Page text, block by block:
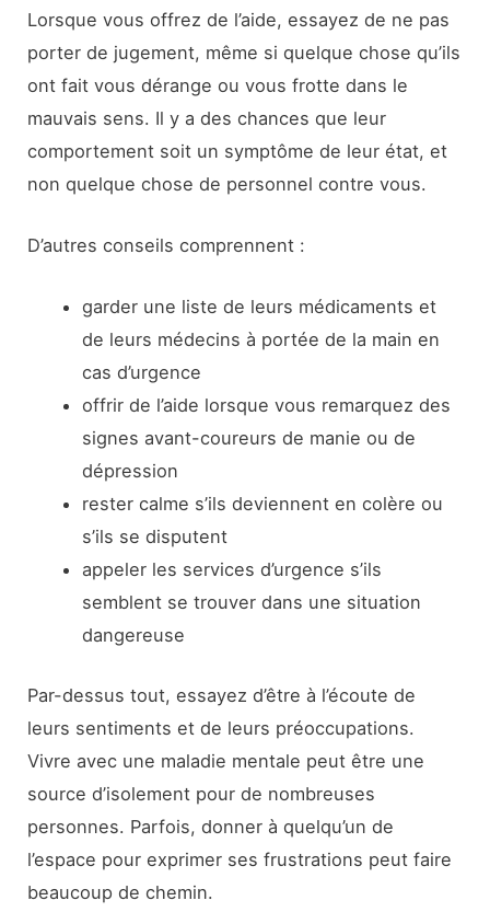
Lorsque vous offrez de l’aide, essayez de ne pas
porter de jugement, même si quelque chose qu’ils
ont fait vous dérange ou vous frotte dans le
mauvais sens. Il y a des chances que leur
comportement soit un symptôme de leur état, et
non quelque chose de personnel contre vous.
D’autres conseils comprennent :
garder une liste de leurs médicaments et
de leurs médecins à portée de la main en
cas d’urgence
offrir de l’aide lorsque vous remarquez des
signes avant-coureurs de manie ou de
dépression
rester calme s’ils deviennent en colère ou
s’ils se disputent
appeler les services d’urgence s’ils
semblent se trouver dans une situation
dangereuse
Par-dessus tout, essayez d’être à l’écoute de
leurs sentiments et de leurs préoccupations.
Vivre avec une maladie mentale peut être une
source d’isolement pour de nombreuses
personnes. Parfois, donner à quelqu’un de
l’espace pour exprimer ses frustrations peut faire
beaucoup de chemin.